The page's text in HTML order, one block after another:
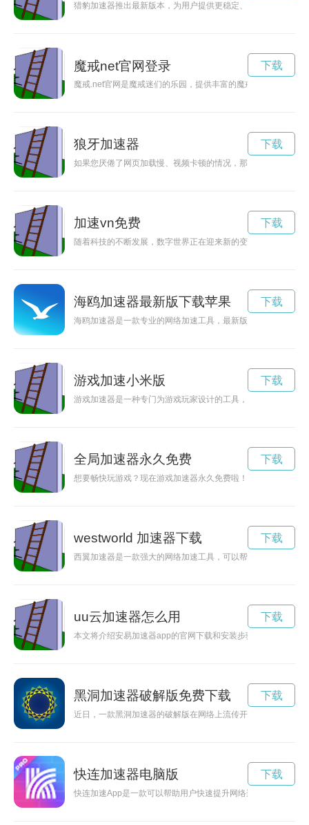
猎豹加速器推出最新版本，为用户提供更稳定、更快速的网络
魔戒net官网登录
魔戒.net官网是魔戒迷们的乐园，提供丰富的魔戒资讯、精彩
下载
狼牙加速器
如果您厌倦了网页加载慢、视频卡顿的情况，那么不妨使用首
下载
加速vn免费
随着科技的不断发展，数字世界正在迎来新的变革，加速vn成
下载
海鸥加速器最新版下载苹果
海鸥加速器是一款专业的网络加速工具，最新版下载已经推出
下载
游戏加速小米版
游戏加速器是一种专门为游戏玩家设计的工具，能够提升游戏
下载
全局加速器永久免费
想要畅快玩游戏？现在游戏加速器永久免费啦！让您尽情享受
下载
westworld 加速器下载
西翼加速器是一款强大的网络加速工具，可以帮助用户轻松解
下载
uu云加速器怎么用
本文将介绍安易加速器app的官网下载和安装步骤，帮助用户更
下载
黑洞加速器破解版免费下载
近日，一款黑洞加速器的破解版在网络上流传开来，让用户可
下载
快连加速器电脑版
快连加速App是一款可以帮助用户快速提升网络连接速度的应
下载